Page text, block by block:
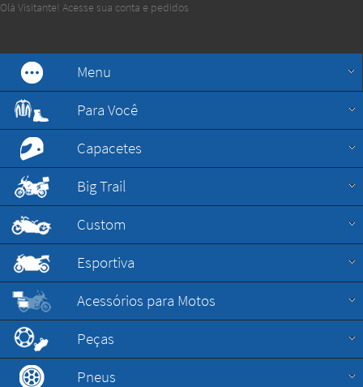
Olá Visitante! Acesse sua conta e pedidos
Menu
Para Você
Capacetes
Big Trail
Custom
Esportiva
Acessórios para Motos
Peças
Pneus